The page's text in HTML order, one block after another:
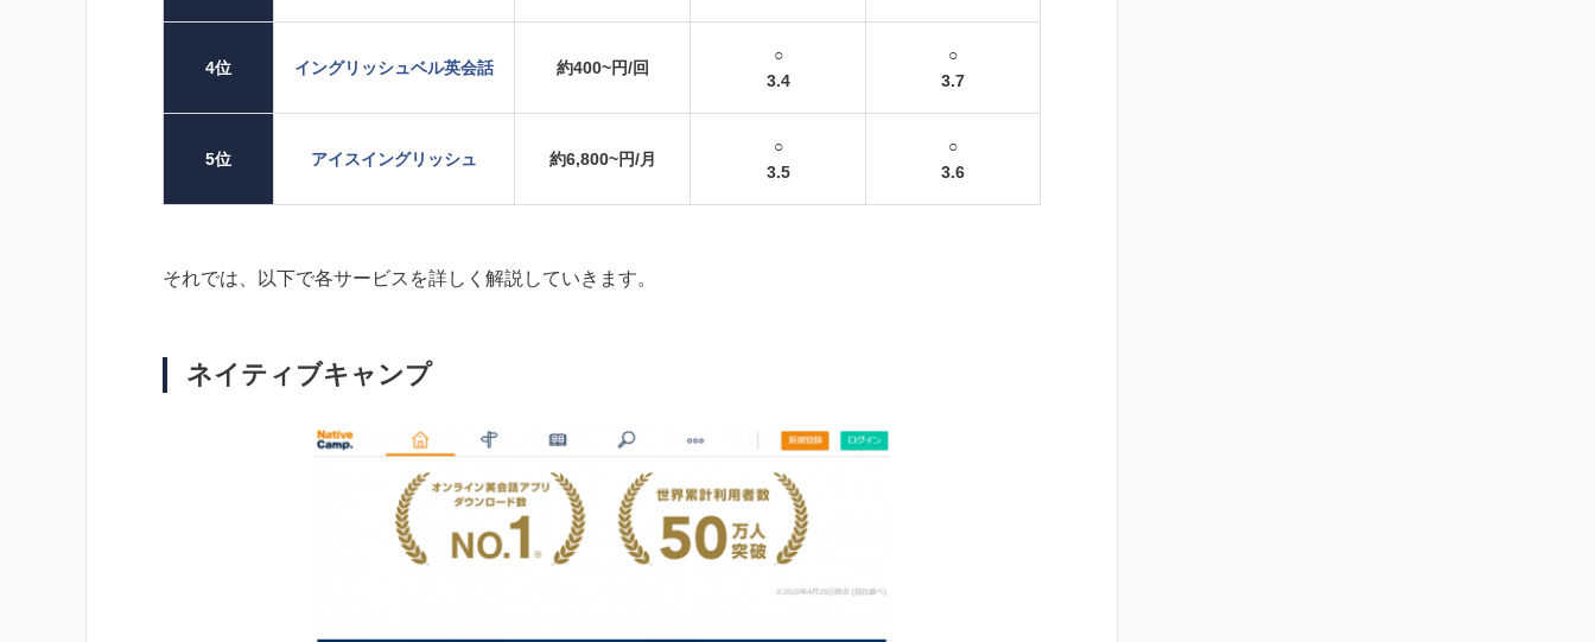
4位 イングリッシュベル英会話 約400~円/回
○
3.4
○
3.7
5位 アイスイングリッシュ 約6,800~円/月
○
3.5
○
3.6
それでは、以下で各サービスを詳しく解説していきます。
ネイティブキャンプ